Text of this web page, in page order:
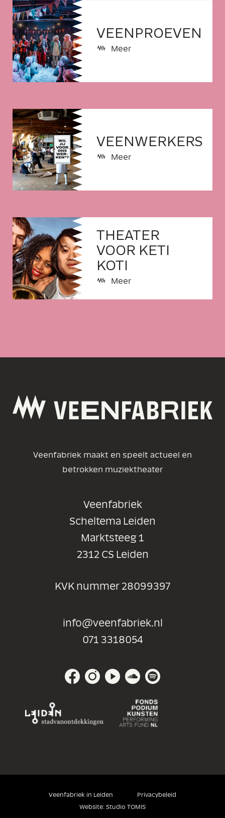
VEENPROEVEN
Meer
VEENWERKERS
Meer
THEATER
VOOR KETI
KOTI
Meer
Veenfabriek maakt en speelt actueel en
betrokken muziektheater
Veenfabriek
Scheltema Leiden
Marktsteeg 1
2312 CS Leiden
KVK nummer 28099397
info@veenfabriek.nl
071 3318054
Veenfabriek in Leiden
Privacybeleid
Website: Studio TOMIS